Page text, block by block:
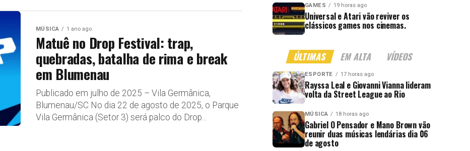
MÚSICA 1 ano ago
Matuê no Drop Festival: trap,
quebradas, batalha de rima e break
em Blumenau
Publicado em julho de 2025 – Vila Germânica,
Blumenau/SC No dia 22 de agosto de 2025, o Parque
Vila Germânica (Setor 3) será palco do Drop...
GAMES 19 horas ago
Universal e Atari vão reviver os
clássicos games nos cinemas.
ÚLTIMAS EM ALTA VÍDEOS
ESPORTE 17 horas ago
Rayssa Leal e Giovanni Vianna lideram
volta da Street League ao Rio
MÚSICA 18 horas ago
Gabriel O Pensador e Mano Brown vão
reunir duas músicas lendárias dia 06
de agosto